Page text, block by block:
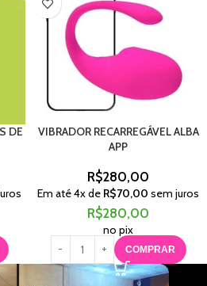
DE
VIBRADOR RECARREGÁVEL ALBA
APP
R$280,00
Em até4x de R$70,00 sem juros
R$280,00
no pix
COMPRAR